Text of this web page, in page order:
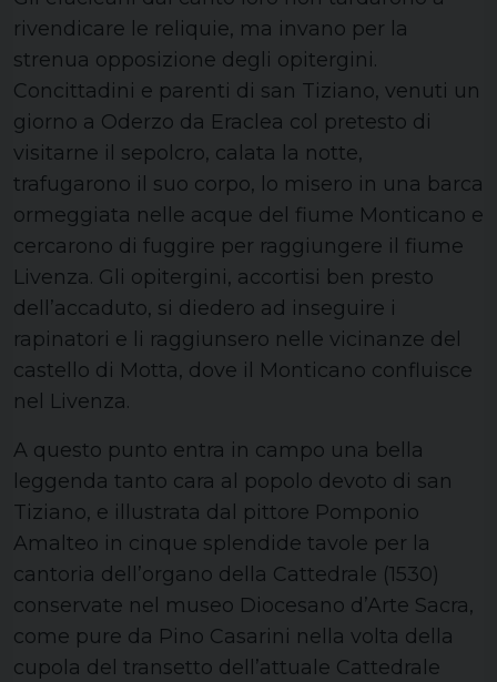
rivendicare le reliquie, ma invano per la
strenua opposizione degli opitergini.
Concittadini e parenti di san Tiziano, venuti un
giorno a Oderzo da Eraclea col pretesto di
visitarne il sepolcro, calata la notte,
trafugarono il suo corpo, lo misero in una barca
ormeggiata nelle acque del fiume Monticano e
cercarono di fuggire per raggiungere il fiume
Livenza. Gli opitergini, accortisi ben presto
dell’accaduto, si diedero ad inseguire i
rapinatori e li raggiunsero nelle vicinanze del
castello di Motta, dove il Monticano confluisce
nel Livenza.
A questo punto entra in campo una bella
leggenda tanto cara al popolo devoto di san
Tiziano, e illustrata dal pittore Pomponio
Amalteo in cinque splendide tavole per la
cantoria dell’organo della Cattedrale (1530)
conservate nel museo Diocesano d’Arte Sacra,
come pure da Pino Casarini nella volta della
cupola del transetto dell’attuale Cattedrale